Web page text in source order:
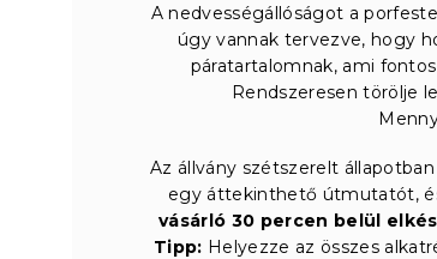
A nedvességállóságot a
úgy vannak tervezve, hogy
páratartalomnak, ami
Rendszeresen törölje
Az állvány szétszerelt
egy áttekinthető útmutatót,
vásárló 30 percen belül
Tipp: Helyezze az összes